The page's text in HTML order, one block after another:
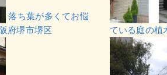
落ち葉が多くてお悩
府堺市堺区
ている庭の